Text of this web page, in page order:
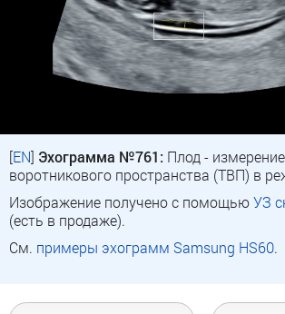
[EN] Эхограмма №761: Плод -
воротникового пространства (ТВП) в
Изображение получено с помощьюУЗ
(есть в продаже).
См. примеры эхограмм Samsung HS60.